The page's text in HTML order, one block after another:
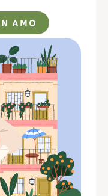
AMO